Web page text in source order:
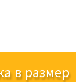
в размер